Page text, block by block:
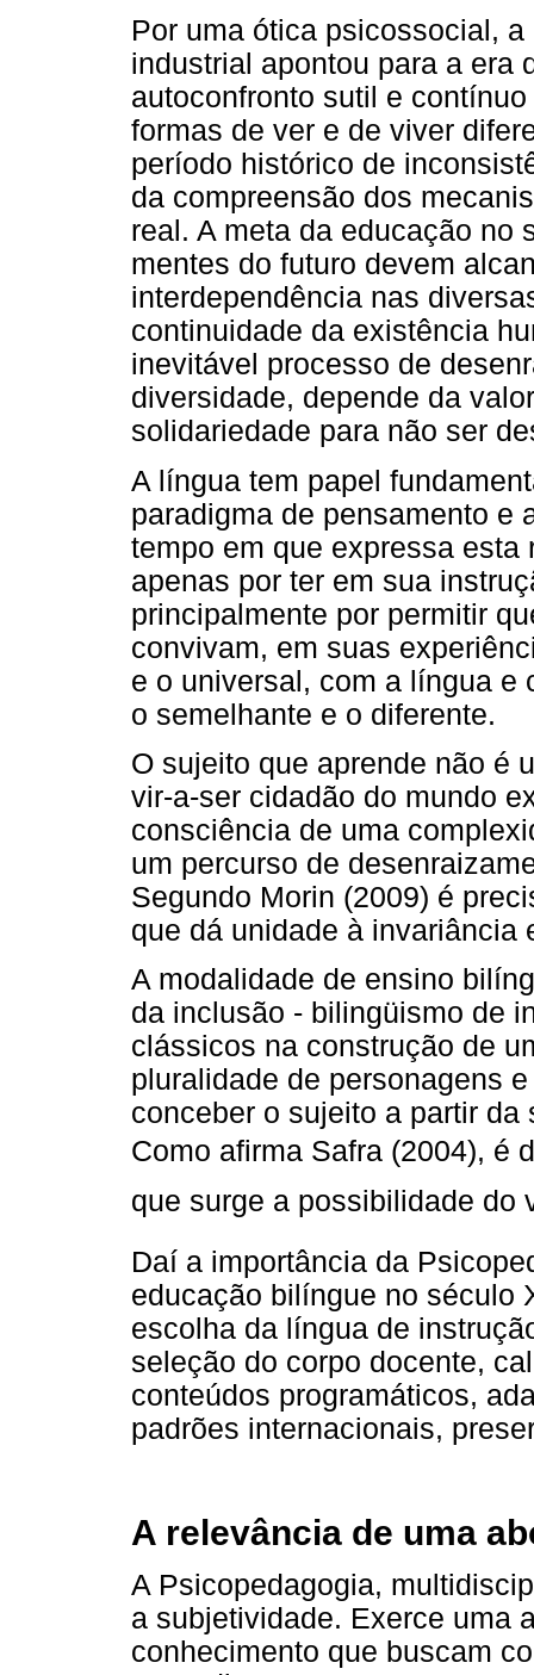
Por uma ótica psicossocial,
industrial apontou para a era
autoconfronto sutil e
formas de ver e de viver
período histórico de
da compreensão dos
real. A meta da educação no
mentes do futuro devem
interdependência nas
continuidade da existência
inevitável processo de
diversidade, depende da
solidariedade para não ser
A língua tem papel
paradigma de pensamento e
tempo em que expressa
apenas por ter em sua
principalmente por permitir
convivam, em suas
e o universal, com a língua e
o semelhante e o diferente.
O sujeito que aprende não é
vir-a-ser cidadão do mundo
consciência de uma
um percurso de
Segundo Morin (2009) é
que dá unidade à invariância
A modalidade de ensino
da inclusão - bilingüismo de
clássicos na construção de
pluralidade de personagens
conceber o sujeito a partir
Como afirma Safra (2004),
que surge a possibilidade do
Daí a importância da
educação bilíngue no século
escolha da língua de
seleção do corpo docente,
conteúdos programáticos,
padrões internacionais,
A relevância de uma
A Psicopedagogia,
a subjetividade. Exerce uma
conhecimento que buscam